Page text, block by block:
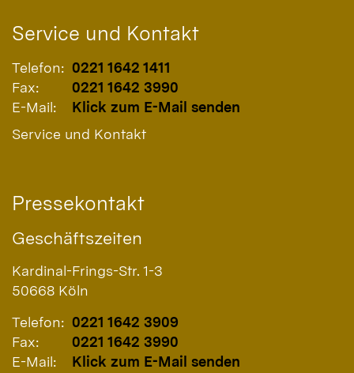
Service und Kontakt
Telefon: 0221 1642 1411
Fax:
0221 1642 3990
E-Mail:
Klick zum E-Mail senden
Service und Kontakt
Pressekontakt
Geschäftszeiten
Kardinal-Frings-Str. 1-3
50668 Köln
Telefon: 0221 1642 3909
Fax:
0221 1642 3990
E-Mail:
Klick zum E-Mail senden